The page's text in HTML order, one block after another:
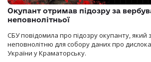
Окупант отримав підозру за
неповнолітньої
СБУ повідомила про підозру окупанту, який
неповнолітню для собору даних про
України у Краматорську.